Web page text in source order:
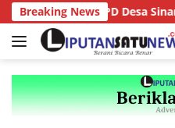
Langsung
ke
konten
Breaking News
BPD Desa Sinar